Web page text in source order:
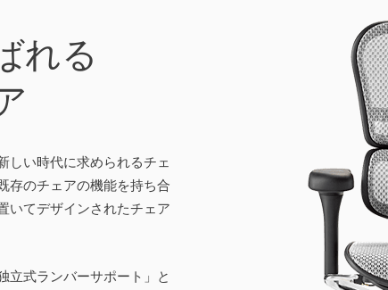
れる
しい時代に求められるチェ
存のチェアの機能を持ち合
いてデザインされたチェア
立式ランバーサポート」と